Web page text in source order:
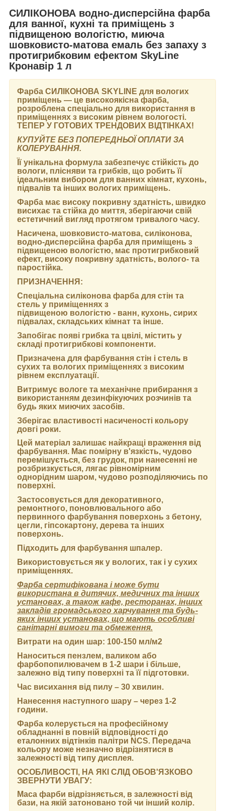
СИЛІКОНОВА водно-дисперсійна фарба
для ванної, кухні та приміщень з
підвищеною вологістю, миюча
шовковисто-матова емаль без запаху з
протигрибковим ефектом SkyLine
Кронавір 1 л
Фарба СИЛІКОНОВА SKYLINE для вологих
приміщень — це високоякісна фарба,
розроблена спеціально для використання в
приміщеннях з високим рівнем вологості.
ТЕПЕР У ГОТОВИХ ТРЕНДОВИХ ВІДТІНКАХ!
КУПУЙТЕ БЕЗ ПОПЕРЕДНЬОЇ ОПЛАТИ ЗА
КОЛЕРУВАННЯ.
Її унікальна формула забезпечує стійкість до
вологи, плісняви та грибків, що робить її
ідеальним вибором для ванних кімнат, кухонь,
підвалів та інших вологих приміщень.
Фарба має високу покривну здатність, швидко
висихає та стійка до миття, зберігаючи свій
естетичний вигляд протягом тривалого часу.
Насичена, шовковисто-матова, силіконова,
водно-дисперсійна фарба для приміщень з
підвищеною вологістю, має протигрибковий
ефект, високу покривну здатність, волого- та
паростійка.
ПРИЗНАЧЕННЯ:
Спеціальна силіконова фарба для стін та
стель у приміщеннях з
підвищеною вологістю - ванн, кухонь, сирих
підвалах, складських кімнат та інше.
Запобігає появі грибка та цвілі, містить у
складі протигрибкові компоненти.
Призначена для фарбування стін і стель в
сухих та вологих приміщеннях з високим
рівнем експлуатації.
Витримує вологе та механічне прибирання з
використанням дезинфікуючих розчинів та
будь яких миючих засобів.
Зберігає властивості насиченості кольору
довгі роки.
Цей матеріал залишає найкращі враження від
фарбування. Має помірну в'язкість, чудово
перемішується, без грудок, при нанесенні не
розбризкується, лягає рівномірним
однорідним шаром, чудово розподіляючись по
поверхні.
Застосовується для декоративного,
ремонтного, поновлювального або
первинного фарбування поверхонь з бетону,
цегли, гіпсокартону, дерева та інших
поверхонь.
Підходить для фарбування шпалер.
Використовується як у вологих, так і у сухих
приміщеннях.
Фарба сертифікована і може бути
використана в дитячих, медичних та інших
установах, а також кафе, ресторанах, інших
закладів громадського харчування та будь-
яких інших установах, що мають особливі
санітарні вимоги та обмеження.
Витрати на один шар: 100-150 мл/м2
Наноситься пензлем, валиком або
фарбопопилювачем в 1-2 шари і більше,
залежно від типу поверхні та її підготовки.
Час висихання від пилу – 30 хвилин.
Нанесення наступного шару – через 1-2
години.
Фарба колерується на професійному
обладнанні в повній відповідності до
еталонних відтінків палітри NCS. Передача
кольору може незначно відрізнятися в
залежності від типу дисплея.
ОСОБЛИВОСТІ, НА ЯКІ СЛІД ОБОВ'ЯЗКОВО
ЗВЕРНУТИ УВАГУ:
Маса фарби відрізняється, в залежності від
бази, на якій затоновано той чи інший колір.